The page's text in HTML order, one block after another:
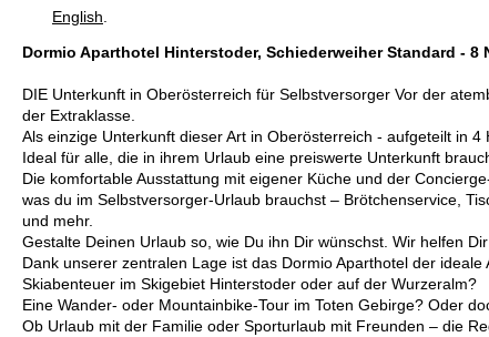
English.
Dormio Aparthotel Hinterstoder, Schiederweiher Standard - 8
DIE Unterkunft in Oberösterreich für Selbstversorger Vor der
der Extraklasse.
Als einzige Unterkunft dieser Art in Oberösterreich - aufgeteilt in
Ideal für alle, die in ihrem Urlaub eine preiswerte Unterkunft
Die komfortable Ausstattung mit eigener Küche und der
was du im Selbstversorger-Urlaub brauchst – Brötchenservice,
und mehr.
Gestalte Deinen Urlaub so, wie Du ihn Dir wünschst. Wir helfen
Dank unserer zentralen Lage ist das Dormio Aparthotel der
Skiabenteuer im Skigebiet Hinterstoder oder auf der Wurzeralm?
Eine Wander- oder Mountainbike-Tour im Toten Gebirge? Oder
Ob Urlaub mit der Familie oder Sporturlaub mit Freunden – die